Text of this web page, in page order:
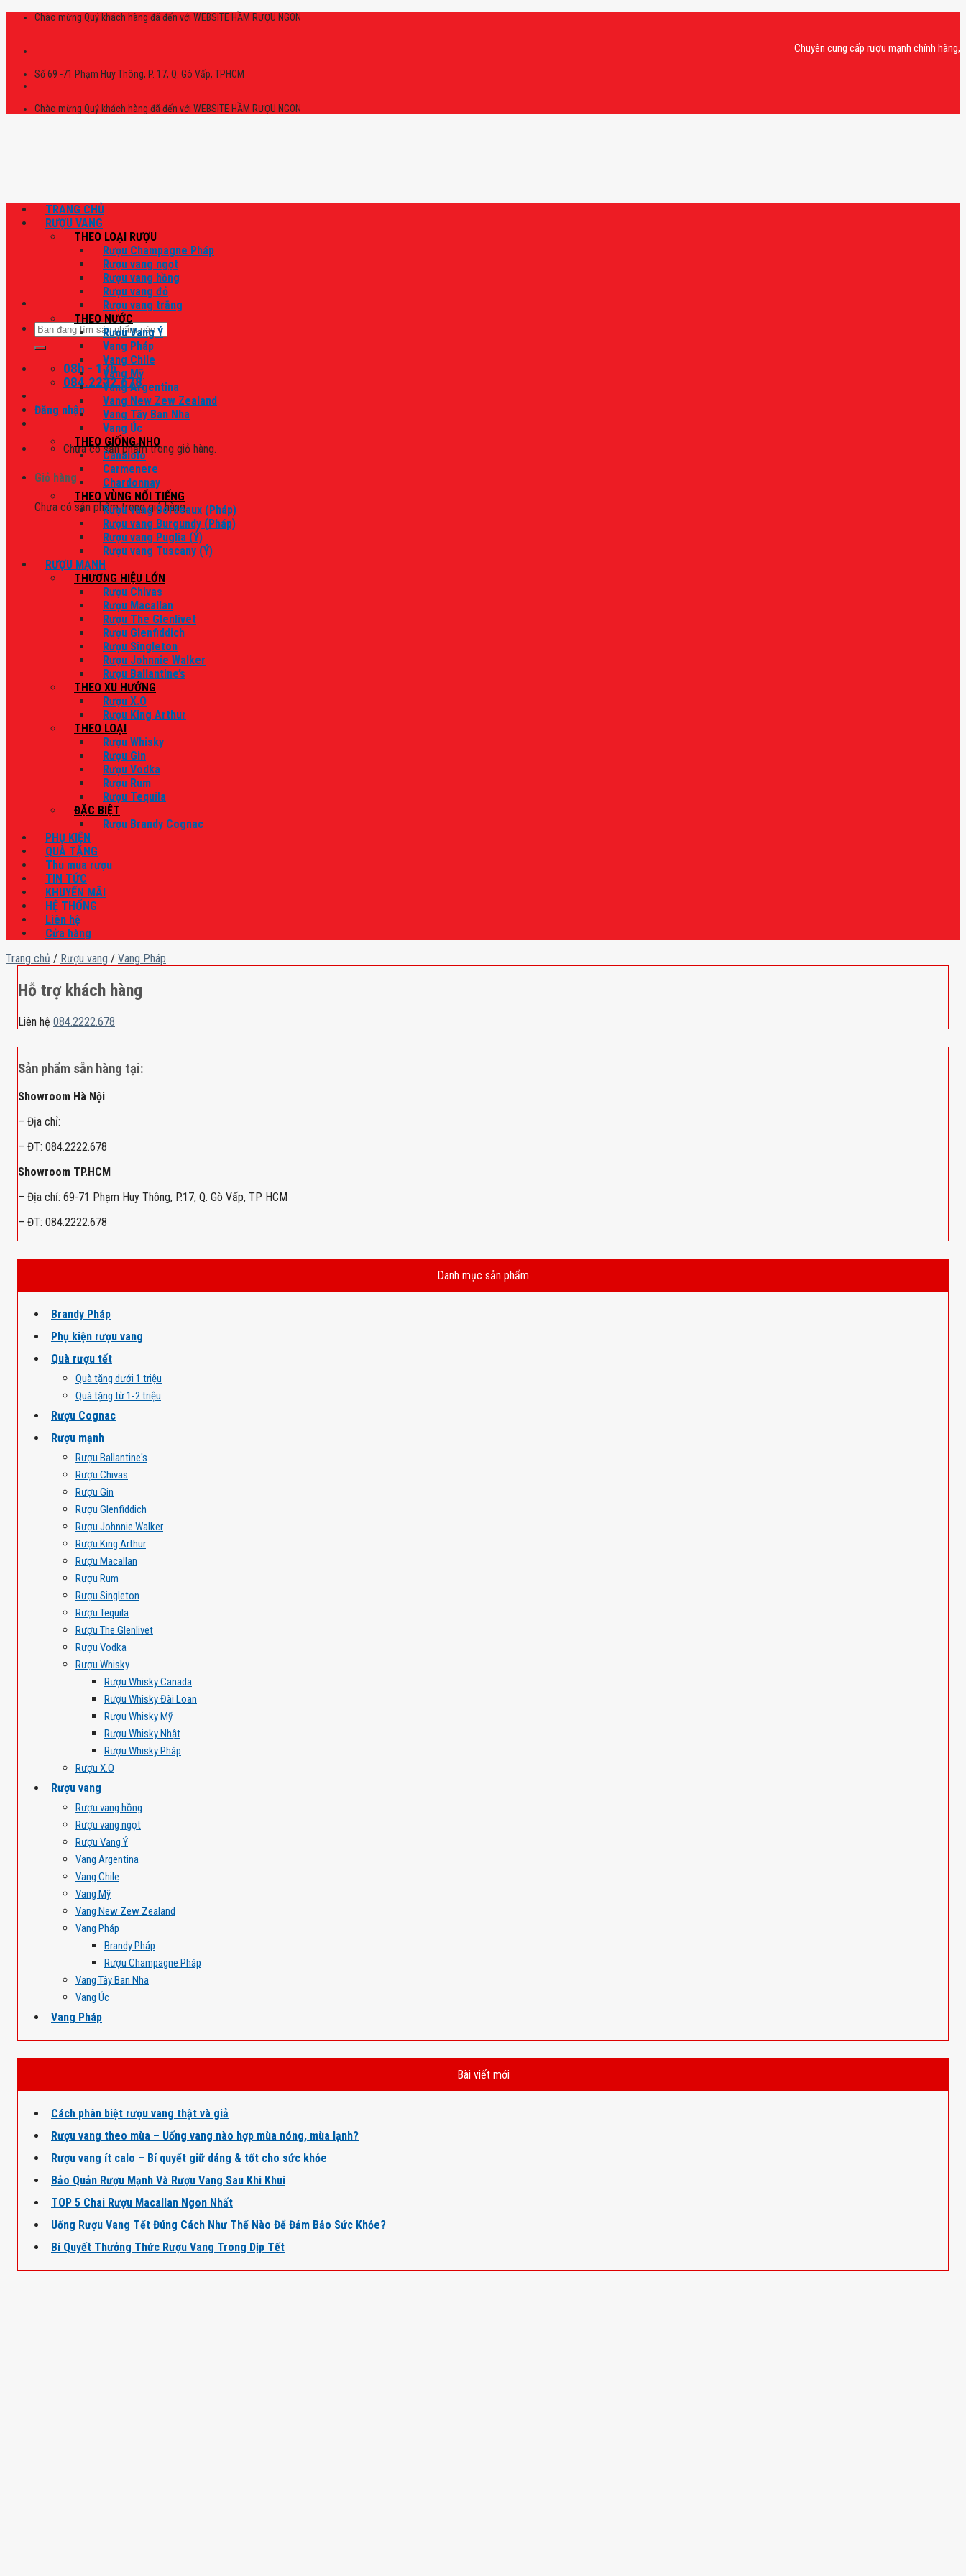
Skip
Chào mừng Quý khách hàng đã đến với WEBSITE HẦM RƯỢU NGON
Chuyên cung cấp rượu mạnh chính hãng, rượu
Số 69 -71 Phạm Huy Thông, P. 17, Q. Gò Vấp, TPHCM
Chào mừng Quý khách hàng đã đến với WEBSITE HẦM RƯỢU NGON
Tìm
kiếm:
08h - 17h
084.2222.678
Đăng nhập
Chưa có sản phẩm trong giỏ hàng.
Giỏ hàng
Chưa có sản phẩm trong giỏ hàng.
TRANG CHỦ
RƯỢU VANG
THEO LOẠI RƯỢU
Rượu Champagne Pháp
Rượu vang ngọt
Rượu vang hồng
Rượu vang đỏ
Rượu vang trắng
THEO NƯỚC
Rượu Vang Ý
Vang Pháp
Vang Chile
Vang Mỹ
Vang Argentina
Vang New Zew Zealand
Vang Tây Ban Nha
Vang Úc
THEO GIỐNG NHO
Canaiolo
Carmenere
Chardonnay
THEO VÙNG NỔI TIẾNG
Rượu vang Bordeaux (Pháp)
Rượu vang Burgundy (Pháp)
Rượu vang Puglia (Ý)
Rượu vang Tuscany (Ý)
RƯỢU MẠNH
THƯƠNG HIỆU LỚN
Rượu Chivas
Rượu Macallan
Rượu The Glenlivet
Rượu Glenfiddich
Rượu Singleton
Rượu Johnnie Walker
Rượu Ballantine’s
THEO XU HƯỚNG
Rượu X.O
Rượu King Arthur
THEO LOẠI
Rượu Whisky
Rượu Gin
Rượu Vodka
Rượu Rum
Rượu Tequila
ĐẶC BIỆT
Rượu Brandy Cognac
PHỤ KIỆN
QUÀ TẶNG
Thu mua rượu
TIN TỨC
KHUYẾN MÃI
HỆ THỐNG
Liên hệ
Cửa hàng
Trang chủ / Rượu vang / Vang Pháp
Hỗ trợ khách hàng
Liên hệ 084.2222.678
Sản phẩm sẵn hàng tại:
Showroom Hà Nội
– Địa chỉ:
– ĐT: 084.2222.678
Showroom TP.HCM
– Địa chỉ: 69-71 Phạm Huy Thông, P.17, Q. Gò Vấp, TP HCM
– ĐT: 084.2222.678
Danh mục sản phẩm
Brandy Pháp
Phụ kiện rượu vang
Quà rượu tết
Quà tặng dưới 1 triệu
Quà tặng từ 1-2 triệu
Rượu Cognac
Rượu mạnh
Rượu Ballantine's
Rượu Chivas
Rượu Gin
Rượu Glenfiddich
Rượu Johnnie Walker
Rượu King Arthur
Rượu Macallan
Rượu Rum
Rượu Singleton
Rượu Tequila
Rượu The Glenlivet
Rượu Vodka
Rượu Whisky
Rượu Whisky Canada
Rượu Whisky Đài Loan
Rượu Whisky Mỹ
Rượu Whisky Nhật
Rượu Whisky Pháp
Rượu X.O
Rượu vang
Rượu vang hồng
Rượu vang ngọt
Rượu Vang Ý
Vang Argentina
Vang Chile
Vang Mỹ
Vang New Zew Zealand
Vang Pháp
Brandy Pháp
Rượu Champagne Pháp
Vang Tây Ban Nha
Vang Úc
Vang Pháp
Bài viết mới
Cách phân biệt rượu vang thật và giả
Rượu vang theo mùa – Uống vang nào hợp mùa nóng, mùa lạnh?
Rượu vang ít calo – Bí quyết giữ dáng & tốt cho sức khỏe
Bảo Quản Rượu Mạnh Và Rượu Vang Sau Khi Khui
TOP 5 Chai Rượu Macallan Ngon Nhất
Uống Rượu Vang Tết Đúng Cách Như Thế Nào Để Đảm Bảo Sức Khỏe?
Bí Quyết Thưởng Thức Rượu Vang Trong Dịp Tết